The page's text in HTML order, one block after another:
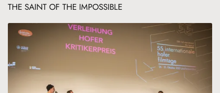
THE SAINT OF THE IMPOSSIBLE